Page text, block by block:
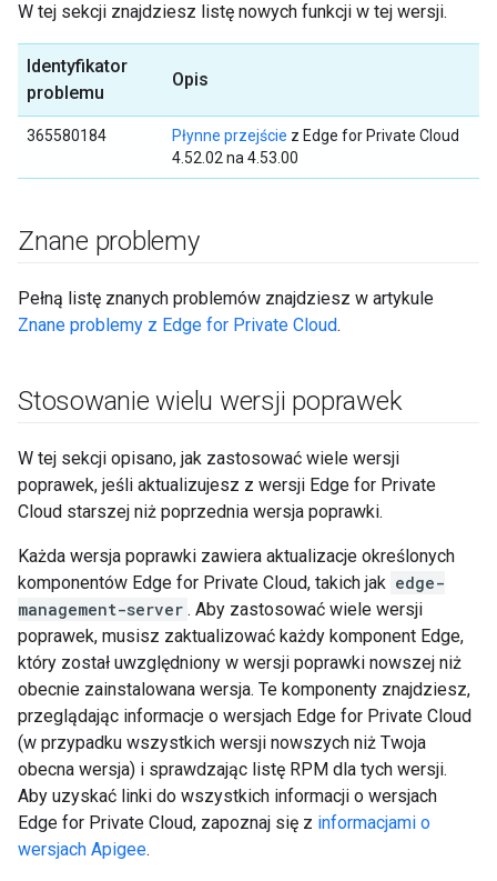
W tej sekcji znajdziesz listę nowych funkcji w tej wersji.
Identyfikator
problemu
Opis
365580184 Płynne przejście z Edge for Private Cloud
4.52.02 na 4.53.00
Znane problemy
Pełną listę znanych problemów znajdziesz w artykule
Znane problemy z Edge for Private Cloud.
Stosowanie wielu wersji poprawek
W tej sekcji opisano, jak zastosować wiele wersji
poprawek, jeśli aktualizujesz z wersji Edge for Private
Cloud starszej niż poprzednia wersja poprawki.
Każda wersja poprawki zawiera aktualizacje określonych
komponentów Edge for Private Cloud, takich jak edge-
management-server . Aby zastosować wiele wersji
poprawek, musisz zaktualizować każdy komponent Edge,
który został uwzględniony w wersji poprawki nowszej niż
obecnie zainstalowana wersja. Te komponenty znajdziesz,
przeglądając informacje o wersjach Edge for Private Cloud
(w przypadku wszystkich wersji nowszych niż Twoja
obecna wersja) i sprawdzając listę RPM dla tych wersji.
Aby uzyskać linki do wszystkich informacji o wersjach
Edge for Private Cloud, zapoznaj się z informacjami o
wersjach Apigee.